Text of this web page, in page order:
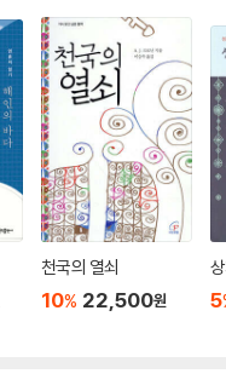
천국의 열쇠
10% 22,500원 5